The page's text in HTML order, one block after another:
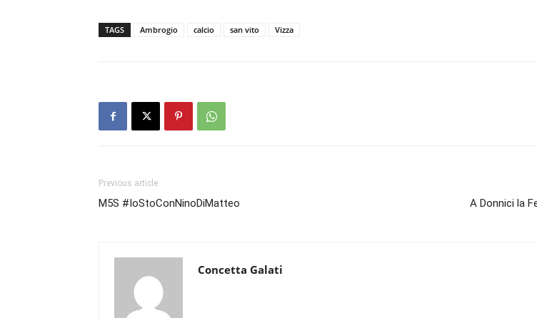
TAGS Ambrogio calcio san vito Vizza
Previous article
M5S #IoStoConNinoDiMatteo A Donnici la
Concetta Galati